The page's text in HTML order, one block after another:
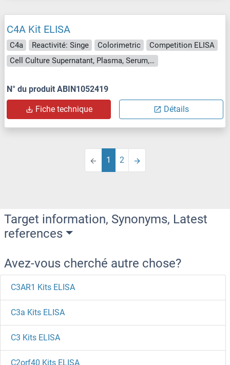
C4A Kit ELISA
C4a Reactivité: Singe Colorimetric
Competition ELISA
Cell Culture Supernatant, Plasma, Serum, Tissue Homogenate
N° du produit ABIN1052419
Fiche technique Détails
1 2
Target information, Synonyms, Latest
references
Avez-vous cherché autre chose?
C3AR1 Kits ELISA
C3a Kits ELISA
C3 Kits ELISA
C2orf40 Kits ELISA